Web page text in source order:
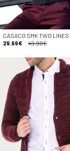
CASACO SMK TWO LINES
29.99€
49.99€